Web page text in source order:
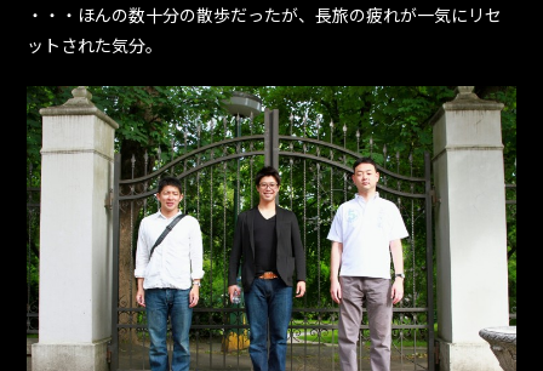
・・・ほんの数十分の散歩だったが、長旅の疲れが一気にリセ
ットされた気分。